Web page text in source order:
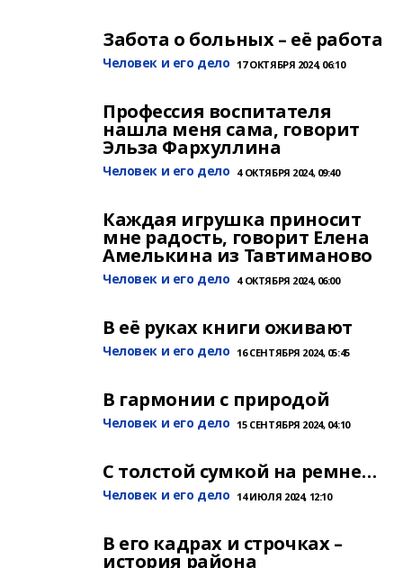
Забота о больных – её работа
Человек и его дело 17 ОКТЯБРЯ 2024, 06:10
Профессия воспитателя
нашла меня сама, говорит
Эльза Фархуллина
Человек и его дело 4 ОКТЯБРЯ 2024, 09:40
Каждая игрушка приносит
мне радость, говорит Елена
Амелькина из Тавтиманово
Человек и его дело 4 ОКТЯБРЯ 2024, 06:00
В её руках книги оживают
Человек и его дело 16 СЕНТЯБРЯ 2024, 05:45
В гармонии с природой
Человек и его дело 15 СЕНТЯБРЯ 2024, 04:10
С толстой сумкой на ремне…
Человек и его дело 14 ИЮЛЯ 2024, 12:10
В его кадрах и строчках –
история района